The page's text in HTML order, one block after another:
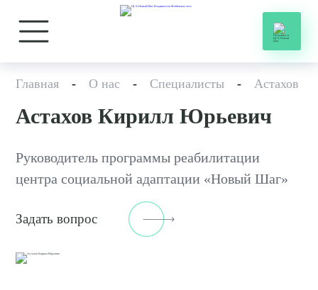
Главная - О нас - Специалисты - Астахов
Астахов Кирилл Юрьевич
Руководитель программы реабилитации
центра социальной адаптации «Новый Шаг»
Задать вопрос